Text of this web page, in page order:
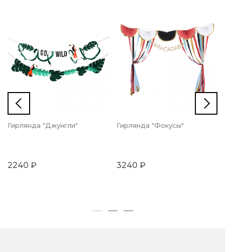
Гирлянда "Джунгли"
2240 ₽
Гирлянда "Фокусы"
3240 ₽